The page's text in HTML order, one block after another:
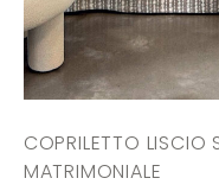
COPRILETTO LISCIO
MATRIMONIALE